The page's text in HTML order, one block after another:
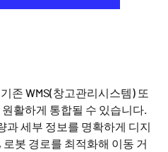
존 WMS(창고관리시스템) 또
활하게 통합될 수 있습니다.
과 세부 정보를 명확하게 디지
봇 경로를 최적화해 이동 거